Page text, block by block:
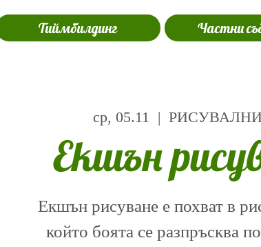
Тиймбилдинг Частни
ср, 05.11
  |
Екшън
Екшън рисуване е похват в
който боята се разпръсква